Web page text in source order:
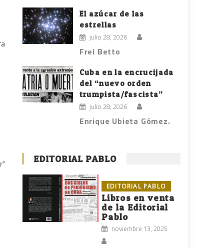
El azúcar de las
estrellas
julio 28, 2026
Frei Betto
Cuba en la encrucijada
del “nuevo orden
trumpista/fascista”
julio 28, 2026
Enrique Ubieta Gómez.
EDITORIAL PABLO
EDITORIAL PABLO
Libros en venta
de la Editorial
Pablo
noviembre 13, 2025